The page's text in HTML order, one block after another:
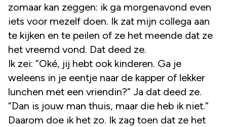
zomaar kan zeggen: ik ga morgenavond even
iets voor mezelf doen. Ik zat mijn collega aan
te kijken en te peilen of ze het meende dat ze
het vreemd vond. Dat deed ze.
Ik zei: “Oké, jij hebt ook kinderen. Ga je
weleens in je eentje naar de kapper of lekker
lunchen met een vriendin?” Ja dat deed ze.
“Dan is jouw man thuis, maar die heb ik niet.”
Daarom doe ik het zo. Ik zag toen dat ze het